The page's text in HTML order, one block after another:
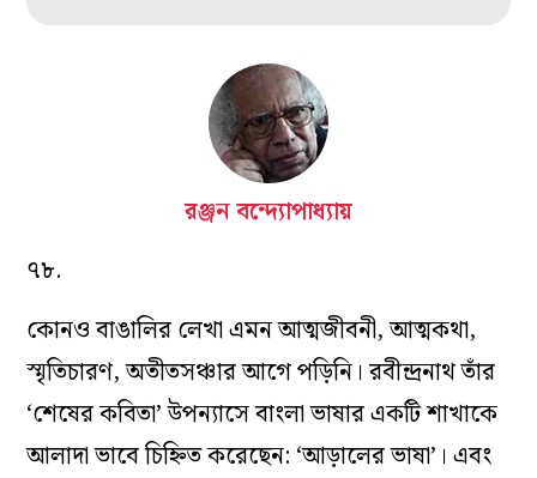
রঞ্জন বন্দ্যোপাধ্যায়
৭৮.
কোনও বাঙালির লেখা এমন আত্মজীবনী, আত্মকথা,
স্মৃতিচারণ, অতীতসঞ্চার আগে পড়িনি। রবীন্দ্রনাথ তাঁর
‘শেষের কবিতা’ উপন্যাসে বাংলা ভাষার একটি শাখাকে
আলাদা ভাবে চিহ্নিত করেছেন: ‘আড়ালের ভাষা’। এবং